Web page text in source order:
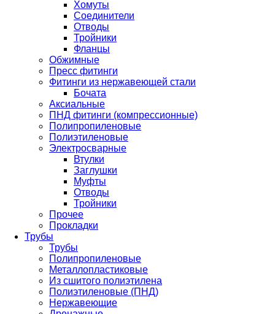
Хомуты
Соединители
Отводы
Тройники
Фланцы
Обжимные
Пресс фитинги
Фитинги из нержавеющей стали
Бочата
Аксиальные
ПНД фитинги (компрессионные)
Полипропиленовые
Полиэтиленовые
Электросварные
Втулки
Заглушки
Муфты
Отводы
Тройники
Прочее
Прокладки
Трубы
Трубы
Полипропиленовые
Металлопластиковые
Из сшитого полиэтилена
Полиэтиленовые (ПНД)
Нержавеющие